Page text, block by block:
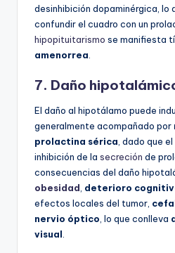
desinhibición dopaminérgica, lo
confundir el cuadro con un
hipopituitarismo se manifiesta
amenorrea
7. Daño
El daño al hipotálamo puede
generalmente acompañado por
prolactina sérica , dado que
inhibición de la secreción de
consecuencias del daño
obesidad deterioro
efectos locales del tumor,
nervio óptico , lo que conlleva
visual